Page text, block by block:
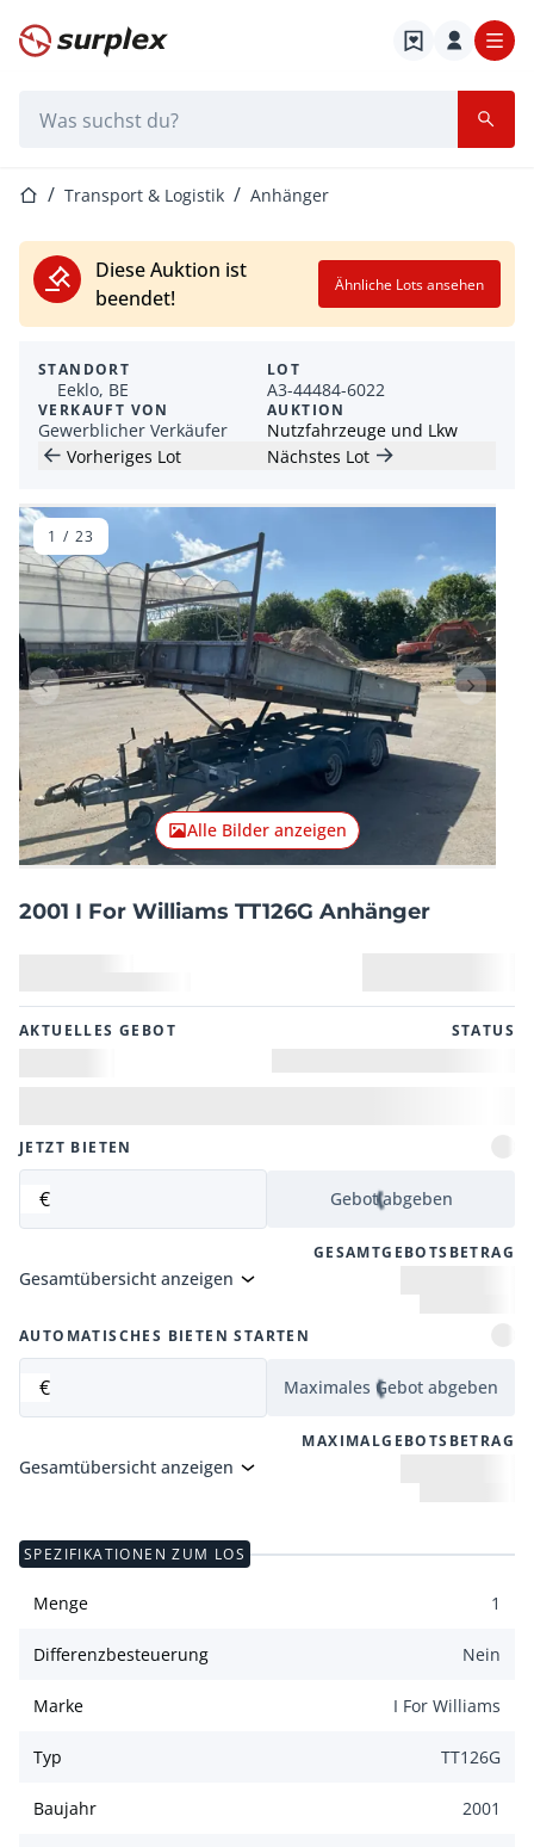
Startseite
StartseiteTransport & Logistik Anhänger
Diese Auktion ist
beendet!
Ähnliche Lots ansehen
STANDORT
Eeklo, BE
VERKAUFT VON
Gewerblicher Verkäufer
LOT
A3-44484-6022
AUKTION
Nutzfahrzeuge und Lkw
Vorheriges Lot
Nächstes Lot
Vorheriger Artikel
Alle Bilder anzeigen
1 / 23
2001 I For Williams TT126G Anhänger
AKTUELLES GEBOT STATUS
JETZT BIETEN
€ Gebot abgeben
GESAMTGEBOTSBETRAG
Gesamtübersicht anzeigen
AUTOMATISCHES BIETEN STARTEN
€ Maximales Gebot abgeben
MAXIMALGEBOTSBETRAG
Gesamtübersicht anzeigen
SPEZIFIKATIONEN ZUM LOS
Menge 1
Differenzbesteuerung Nein
Marke I For Williams
Typ TT126G
Baujahr 2001